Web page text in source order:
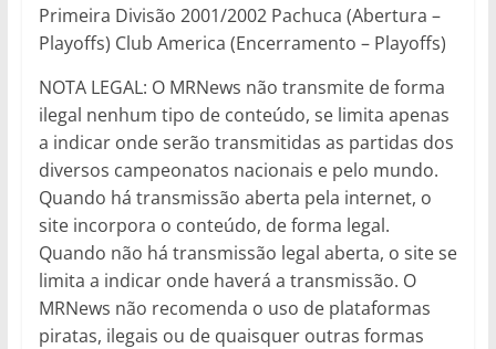
Primeira Divisão 2001/2002 Pachuca (Abertura –
Playoffs) Club America (Encerramento – Playoffs)
NOTA LEGAL: O MRNews não transmite de forma
ilegal nenhum tipo de conteúdo, se limita apenas
a indicar onde serão transmitidas as partidas dos
diversos campeonatos nacionais e pelo mundo.
Quando há transmissão aberta pela internet, o
site incorpora o conteúdo, de forma legal.
Quando não há transmissão legal aberta, o site se
limita a indicar onde haverá a transmissão. O
MRNews não recomenda o uso de plataformas
piratas, ilegais ou de quaisquer outras formas